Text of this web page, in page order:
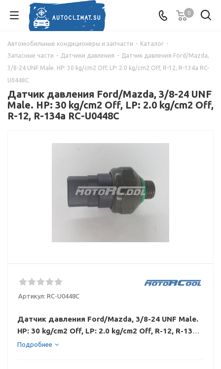
0
Автомобильные кондиционеры и запчасти - Каталог -
Запасные части - Датчики давления - Датчик давления Ford/Mazda,
3/8-24 UNF Male. HP: 30 kg/cm2 Off, LP: 2.0 kg/cm2 Off, R-12, R-134a RC-
U0448C
Датчик давления Ford/Mazda, 3/8-24 UNF
Male. HP: 30 kg/cm2 Off, LP: 2.0 kg/cm2 Off,
R-12, R-134a RC-U0448C
Артикул: RC-U0448C
Датчик давления Ford/Mazda, 3/8-24 UNF Male.
HP: 30 kg/cm2 Off, LP: 2.0 kg/cm2 Off, R-12, R-134a
RC-U0448C
Подробнее